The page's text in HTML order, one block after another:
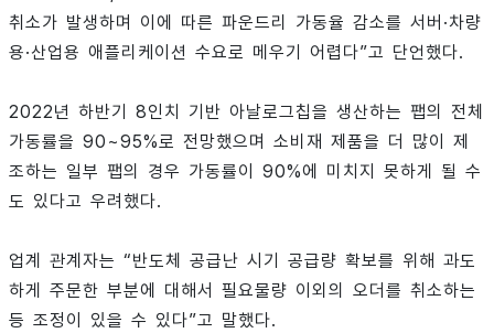
취소가 발생하며 이에 따른 파운드리 가동율 감소를 서버·차량
용·산업용 애플리케이션 수요로 메우기 어렵다”고 단언했다.
2022년 하반기 8인치 기반 아날로그칩을 생산하는 팹의 전체
가동률을 90~95%로 전망했으며 소비재 제품을 더 많이 제
조하는 일부 팹의 경우 가동률이 90%에 미치지 못하게 될 수
도 있다고 우려했다.
업계 관계자는 “반도체 공급난 시기 공급량 확보를 위해 과도
하게 주문한 부분에 대해서 필요물량 이외의 오더를 취소하는
등 조정이 있을 수 있다”고 말했다.